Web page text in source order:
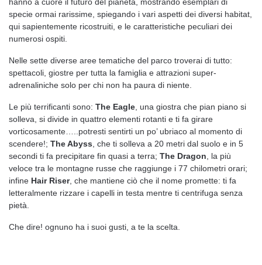
specie ormai rarissime, spiegando i vari aspetti dei diversi habitat,
qui sapientemente ricostruiti, e le caratteristiche peculiari dei
numerosi ospiti.
Nelle sette diverse aree tematiche del parco troverai di tutto:
spettacoli, giostre per tutta la famiglia e attrazioni super-
adrenaliniche solo per chi non ha paura di niente.
Le più terrificanti sono: The Eagle , una giostra che pian piano si
solleva, si divide in quattro elementi rotanti e ti fa girare
vorticosamente…..potresti sentirti un po’ ubriaco al momento di
scendere!; The Abyss , che ti solleva a 20 metri dal suolo e in 5
secondi ti fa precipitare fin quasi a terra; The Dragon , la più
veloce tra le montagne russe che raggiunge i 77 chilometri orari;
infine Hair Riser, che mantiene ciò che il nome promette: ti fa
letteralmente rizzare i capelli in testa mentre ti centrifuga senza
pietà.
Che dire! ognuno ha i suoi gusti, a te la scelta.